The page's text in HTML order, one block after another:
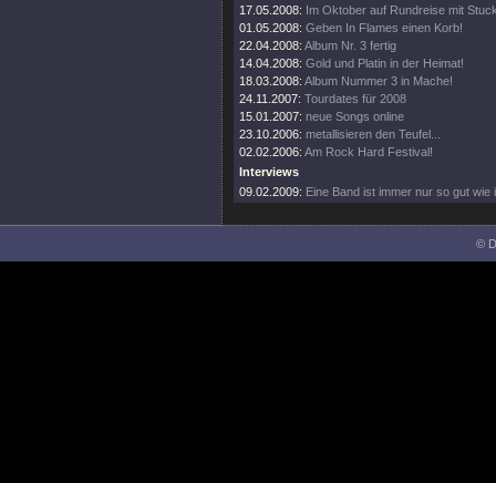
17.05.2008: Im Oktober auf Rundreise mit
01.05.2008: Geben In Flames einen Korb!
22.04.2008: Album Nr. 3 fertig
14.04.2008: Gold und Platin in der Heimat!
18.03.2008: Album Nummer 3 in Mache!
24.11.2007: Tourdates für 2008
15.01.2007: neue Songs online
23.10.2006: metallisieren den Teufel...
02.02.2006: Am Rock Hard Festival!
Interviews
09.02.2009: Eine Band ist immer nur so gut wie
©